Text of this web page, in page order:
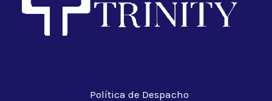
Política de Despacho